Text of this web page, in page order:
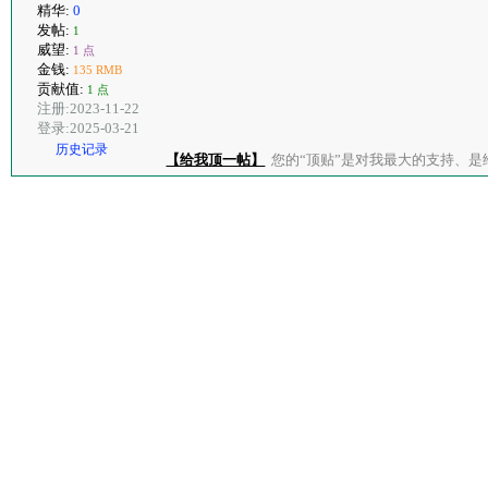
精华: 0
发帖: 1
威望: 1 点
金钱: 135 RMB
贡献值: 1 点
注册:2023-11-22
登录:2025-03-21
历史记录
【给我顶一帖】 您的“顶贴”是对我最大的支持、